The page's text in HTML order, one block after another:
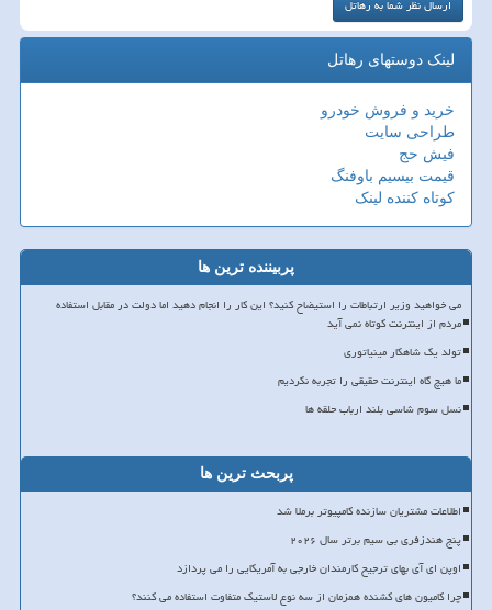
لینک دوستهای رهاتل
خرید و فروش خودرو
طراحی سایت
فیش حج
قیمت بیسیم باوفنگ
کوتاه کننده لینک
پربیننده ترین ها
می خواهید وزیر ارتباطات را استیضاح کنید؟ این کار را انجام دهید اما دولت در مقابل استفاده
مردم از اینترنت کوتاه نمی آید
تولد یک شاهکار مینیاتوری
ما هیچ گاه اینترنت حقیقی را تجربه نکردیم
نسل سوم شاسی بلند ارباب حلقه ها
پربحث ترین ها
اطلاعات مشتریان سازنده کامپیوتر برملا شد
پنج هندزفری بی سیم برتر سال ۲۰۲۶
اوپن ای آی بهای ترجیح کارمندان خارجی به آمریکایی را می پردازد
چرا کامیون های کشنده همزمان از سه نوع لاستیک متفاوت استفاده می کنند؟